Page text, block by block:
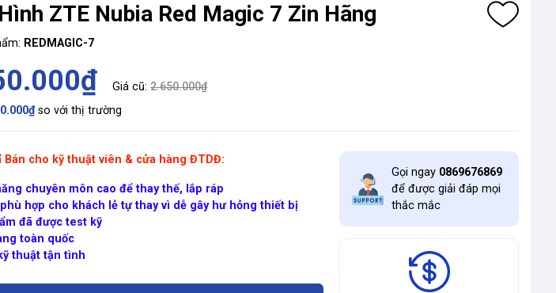
ZTE Nubia Red Magic 7 Zin Hãng
REDMAGIC-7
Giá cũ:2.650.000₫
so với thị trường
Bán cho kỹ thuật viên & cửa hàng ĐTDĐ:
chuyên môn cao để thay thế, lắp ráp
hợp cho khách lẻ tự thay vì dễ gây hư hỏng thiết bị
đã được test kỹ
toàn quốc
thuật tận tình
Gọi ngay 0869676869
để được giải đáp mọi
thắc mắc